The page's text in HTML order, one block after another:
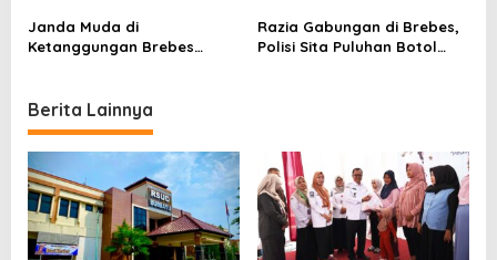
n
Ketanggungan, Tersangka
Peragakan 6 Adegan
Pakai Kampak
Janda Muda di
Ketanggungan Brebes
Pembunuhan
Razia Gabungan di Brebes,
Polisi Sita Puluhan Botol
Berita Lainnya